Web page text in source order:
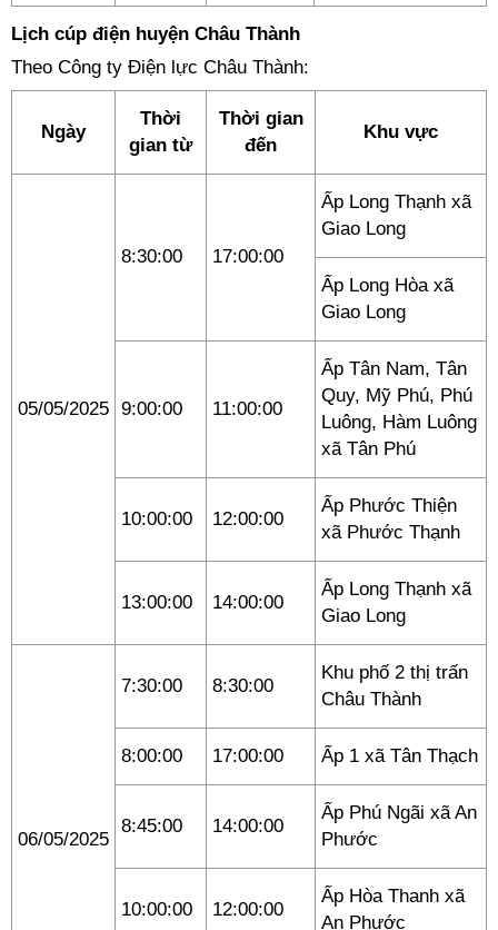
Lịch cúp điện huyện Châu Thành
Theo Công ty Điện lực Châu Thành:
Ngày
Thời
gian từ
Thời gian
đến
Khu vực
05/05/2025
8:30:00 17:00:00
Ấp Long Thạnh xã
Giao Long
Ấp Long Hòa xã
Giao Long
9:00:00 11:00:00
Ấp Tân Nam, Tân
Quy, Mỹ Phú, Phú
Luông, Hàm Luông
xã Tân Phú
10:00:00 12:00:00
Ấp Phước Thiện
xã Phước Thạnh
13:00:00 14:00:00
Ấp Long Thạnh xã
Giao Long
06/05/2025
7:30:00 8:30:00
Khu phố 2 thị trấn
Châu Thành
8:00:00 17:00:00 Ấp 1 xã Tân Thạch
8:45:00 14:00:00
Ấp Phú Ngãi xã An
Phước
10:00:00 12:00:00
Ấp Hòa Thanh xã
An Phước